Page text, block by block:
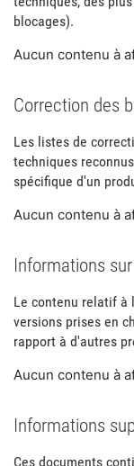
blocages).
Aucun contenu à
Correction des
Les listes de
techniques
spécifique d'un
Aucun contenu à
Informations
Le contenu relatif à
versions prises en
rapport à d'autres
Aucun contenu à
Informations
Ces documents